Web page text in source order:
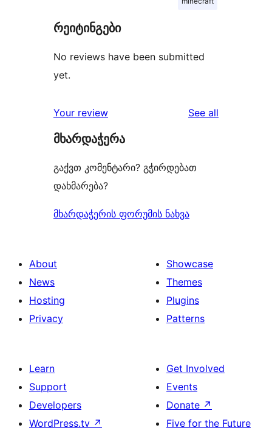
რეიტინგები
No reviews have been submitted
yet.
Your review See all
მხარდაჭერა
გაქვთ კომენტარი? გჭირდებათ
დახმარება?
მხარდაჭერის ფორუმის ნახვა
About
News
Hosting
Privacy
Showcase
Themes
Plugins
Patterns
Learn
Support
Developers
WordPress.tv ↗
Get Involved
Events
Donate ↗
Five for the Future